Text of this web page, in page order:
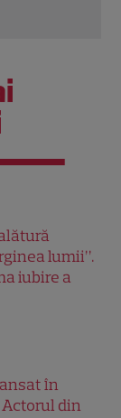
lumii”.
iubire a
în
Actorul din